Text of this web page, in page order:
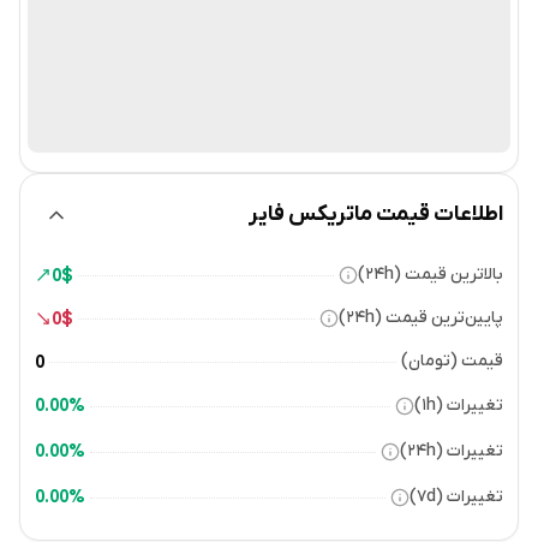
اطلاعات قیمت ماتریکس فایر
بالاترین قیمت (۲۴h) $
0
پایین‌ترین قیمت (۲۴h) $
0
قیمت (تومان) 0
تغییرات (۱h) 0.00%
تغییرات (۲۴h) 0.00%
تغییرات (۷d) 0.00%